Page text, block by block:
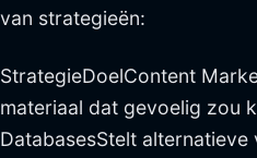
van strategieën:
StrategieDoelContent
materiaal dat gevoelig zou
DatabasesStelt alternatieve